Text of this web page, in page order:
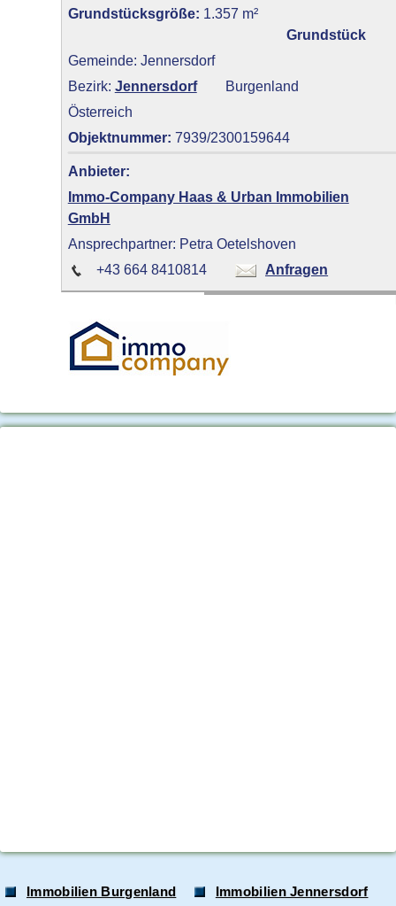
Grundstücksgröße: 1.357 m²
Grundstück
Gemeinde: Jennersdorf
Bezirk: Jennersdorf
Burgenland
Österreich
Objektnummer: 7939/2300159644
Anbieter:
Immo-Company Haas & Urban Immobilien
GmbH
Ansprechpartner: Petra Oetelshoven
+43 664 8410814
Anfragen
Immobilien Burgenland Immobilien Jennersdorf